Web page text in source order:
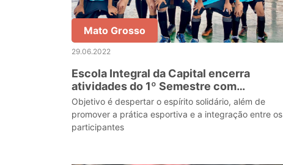
Mato Grosso
29.06.2022
Escola Integral da Capital encerra
atividades do 1º Semestre com
olimpíada solidária
Objetivo é despertar o espírito solidário, além de
promover a prática esportiva e a integração entre os
participantes